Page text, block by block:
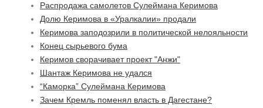
Распродажа самолетов Сулеймана Керимова
Долю Керимова в «Уралкалии» продали
Керимова заподозрили в политической нелояльности
Конец сырьевого бума
Керимов сворачивает проект "Анжи"
Шантаж Керимова не удался
“Каморка” Сулеймана Керимова
Зачем Кремль поменял власть в Дагестане?